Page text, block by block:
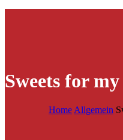
Sweets for
Home Allgemein